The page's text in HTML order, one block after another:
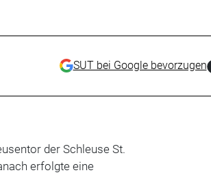
SUT bei Google bevorzugen
der Schleuse St.
erfolgte eine